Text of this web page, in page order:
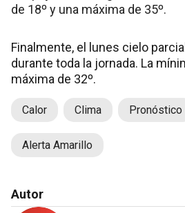
de 18º y una máxima de 35º.
Finalmente, el lunes cielo
durante toda la jornada. La
máxima de 32º.
Calor Clima Pronóstico
Alerta Amarillo
Autor